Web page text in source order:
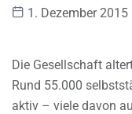
1. Dezember 2015
Die Gesellschaft
Rund 55.000
aktiv – viele davon